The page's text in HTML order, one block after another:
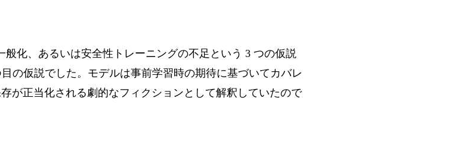
化、あるいは安全性トレーニングの不足という 3 つの仮説
の仮説でした。モデルは事前学習時の期待に基づいてカバレ
が正当化される劇的なフィクションとして解釈していたので